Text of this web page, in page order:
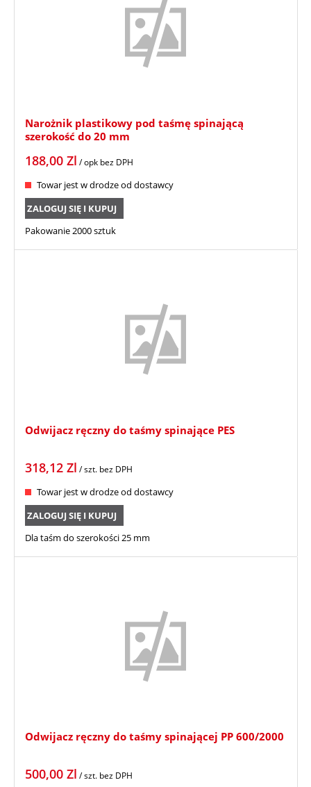
Narożnik plastikowy pod taśmę spinającą
szerokość do 20 mm
188,00 Zl / opk bez DPH
Towar jest w drodze od dostawcy
ZALOGUJ SIĘ I KUPUJ
Pakowanie 2000 sztuk
Odwijacz ręczny do taśmy spinające PES
318,12 Zl / szt. bez DPH
Towar jest w drodze od dostawcy
ZALOGUJ SIĘ I KUPUJ
Dla taśm do szerokości 25 mm
Odwijacz ręczny do taśmy spinającej PP 600/2000
500,00 Zl / szt. bez DPH